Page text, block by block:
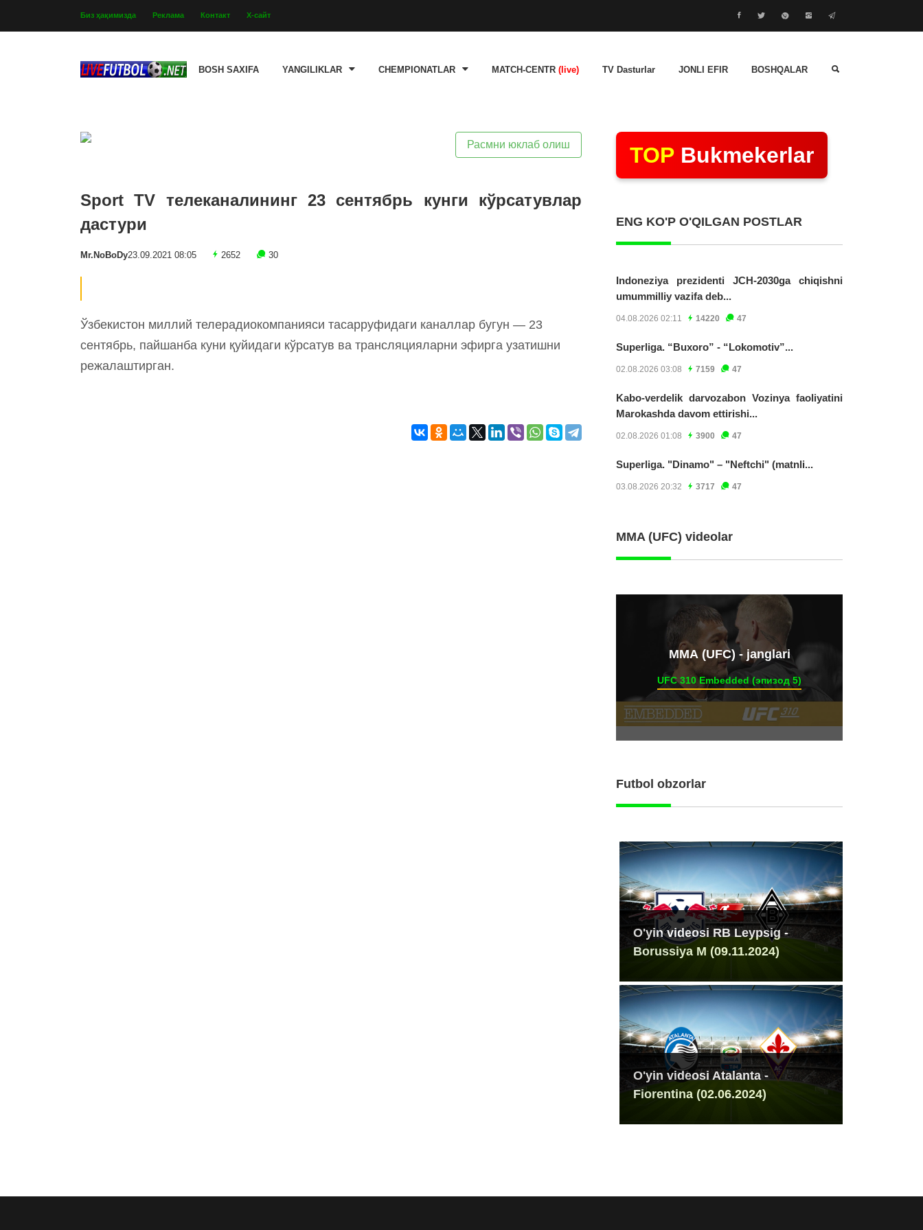
Биз ҳақимизда Реклама Контакт Х-сайт
BOSH SAXIFA YANGILIKLAR CHEMPIONATLAR MATCH-CENTR (live) TV Dasturlar JONLI EFIR BOSHQALAR
Расмни юклаб олиш
Sport TV телеканалининг 23 сентябрь кунги кўрсатувлар
дастури
Mr.NoBoDy23.09.2021 08:05 2652 30
Ўзбекистон миллий телерадиокомпанияси тасарруфидаги каналлар бугун — 23
сентябрь, пайшанба куни қуйидаги кўрсатув ва трансляцияларни эфирга узатишни
режалаштирган.
TOP Bukmekerlar
ENG KO'P O'QILGAN POSTLAR
Indoneziya prezidenti JCH-2030ga chiqishni
umummilliy vazifa deb...
04.08.2026 02:11 14220 47
Superliga. “Buxoro” - “Lokomotiv”...
02.08.2026 03:08 7159 47
Kabo-verdelik darvozabon Vozinya faoliyatini
Marokashda davom ettirishi...
02.08.2026 01:08 3900 47
Superliga. "Dinamo" – "Neftchi" (matnli...
03.08.2026 20:32 3717 47
MMA (UFC) videolar
ММА (UFC) - janglari
UFC 310 Embedded (эпизод 5)
Futbol obzorlar
O'yin videosi RB Leypsig -
Borussiya M (09.11.2024)
O'yin videosi Atalanta -
Fiorentina (02.06.2024)